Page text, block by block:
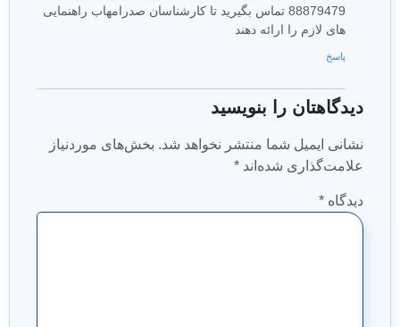
88879479 تماس بگیرید تا کارشناسان صدرامهاب راهنمایی
های لازم را ارائه دهند
پاسخ
دیدگاهتان را بنویسید
نشانی ایمیل شما منتشر نخواهد شد. بخش‌های موردنیاز
علامت‌گذاری شده‌اند *
دیدگاه *